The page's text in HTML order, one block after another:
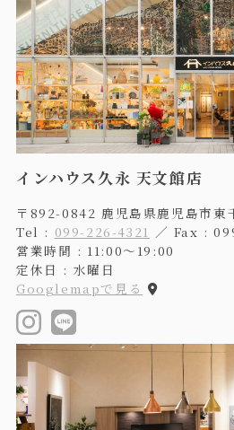
インハウス久永 天文館店
〒892-0842 鹿児島県鹿児島市東
Tel : 099-226-4321 ／ Fax :
営業時間 : 11:00〜19:00
定休日 : 水曜日
Googlemapで見る